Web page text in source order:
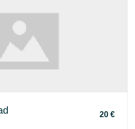
20 €